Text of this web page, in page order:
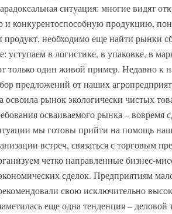
ситуация: многие видят
и конкурентоспособную продукцию,
продукт, необходимо еще найти рынки
уступаем в логистике, в упаковке, в
один живой пример. Недавно к
предложений от наших
освоила рынок экологически чистых
осваиваемого рынка –
мы готовы прийти на помощь
встреч, связаться с торговым
четко направленные бизнес-
сделок. Предприятиям
свою исключительно
еще одна тенденция –